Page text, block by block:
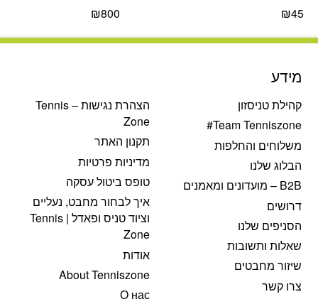
₪45
₪800
מידע
קהילת טניסזון
Team Tenniszone#
משלוחים והחלפות
הבלוג שלנו
B2B – מועדונים ומאמנים
דרושים
הסניפים שלנו
שאלות ותשובות
שיזור מחבטים
צרו קשר
הצהרת נגישות – Tennis
Zone
תקנון האתר
מדיניות פרטיות
טופס ביטול עסקה
איך לבחור מחבט, נעליים
וציוד טניס ופאדל | Tennis
Zone
אודות
About Tenniszone
О нас